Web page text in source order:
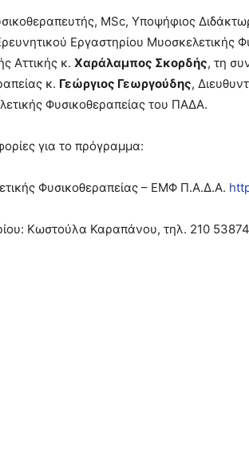
MSc, Υποψήφιος
Εργαστηρίου Μυοσκελετικής
Αττικής κ. Χαράλαμπος Σκορδής, τη
κ. Γεώργιος Γεωργούδης,
Φυσικοθεραπείας του ΠΑΔΑ.
για το πρόγραμμα:
Φυσικοθεραπείας – ΕΜΦ Π.Α.Δ.Α.
Κωστούλα Καραπάνου, τηλ. 210